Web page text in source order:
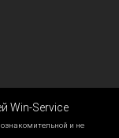
Win-Service
и не